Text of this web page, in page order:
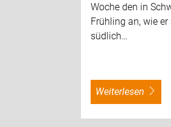
Woche den in
Frühling an, wie
südlich…
weiterlesen